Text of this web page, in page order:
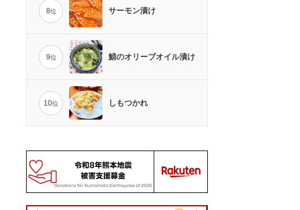
8位 サーモン漬け
9位 鯖のオリーブオイル漬け
10位 しもつかれ